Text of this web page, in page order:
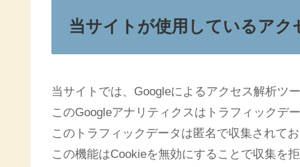
当サイトが使用しているアク
当サイトでは、Googleによるアクセス解析ツ
このGoogleアナリティクスはトラフィックデ
このトラフィックデータは匿名で収集されて
この機能はCookieを無効にすることで収集を